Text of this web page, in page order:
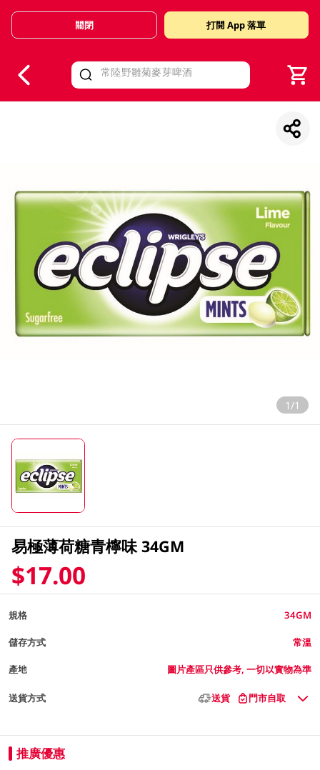
Valid Until 30 June 2026
關閉 打開 App 落單
1/1
易極薄荷糖青檸味 34GM
$17.00
規格 34GM
儲存方式 常溫
產地 圖片產區只供參考, 一切以實物為準
送貨方式 送貨 門市自取
推廣優惠